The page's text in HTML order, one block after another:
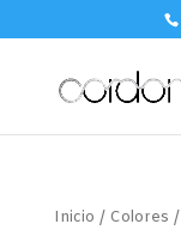
Inicio / Colores /